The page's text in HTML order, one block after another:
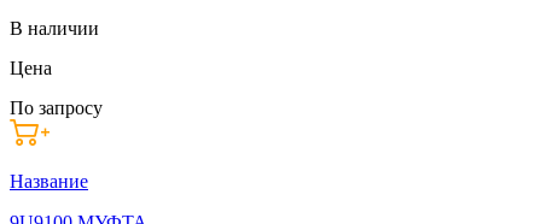
В наличии
Цена
По запросу
Название